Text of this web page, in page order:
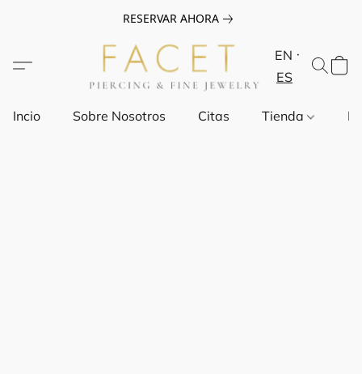
RESERVAR AHORA
EN
ES
Incio Sobre Nosotros Citas Tienda